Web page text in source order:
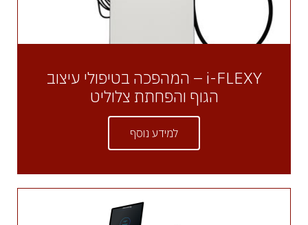
i-FLEXY – המהפכה בטיפולי עיצוב
הגוף והפחתת צלוליט
למידע נוסף